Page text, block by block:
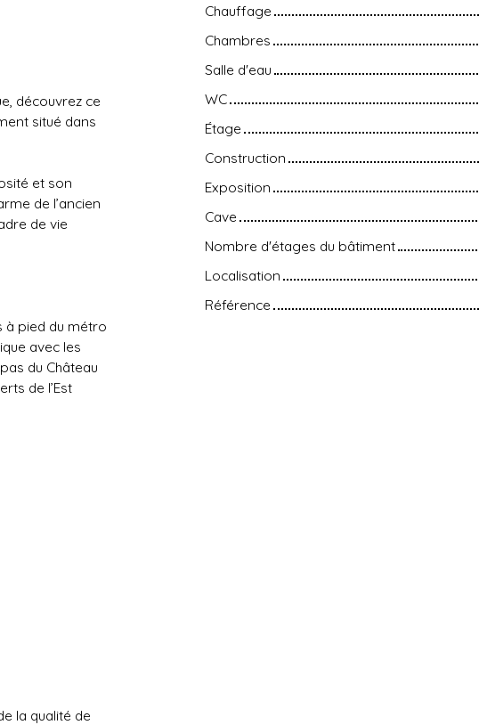
découvrez ce
situé dans
et son
de l’ancien
de vie
à pied du métro
avec les
du Château
de l’Est
la qualité de
Chauffage
Chambres
Salle d'eau
WC
Étage
Construction
Exposition
Cave
Nombre d'étages du bâtiment
Localisation
Référence